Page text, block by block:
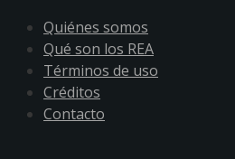
Quiénes somos
Qué son los REA
Términos de uso
Créditos
Contacto